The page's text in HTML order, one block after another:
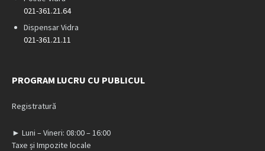
021-361.21.64
Dispensar Vidra
021-361.21.11
PROGRAM LUCRU CU PUBLICUL
Registratură
► Luni – Vineri: 08:00 – 16:00
Taxe și Impozite locale